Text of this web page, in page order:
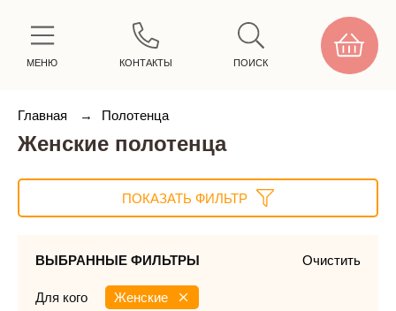
МЕНЮ КОНТАКТЫ ПОИСК
Главная → Полотенца
Женские полотенца
ПОКАЗАТЬ ФИЛЬТР
ВЫБРАННЫЕ ФИЛЬТРЫ Очистить
Для кого Женские